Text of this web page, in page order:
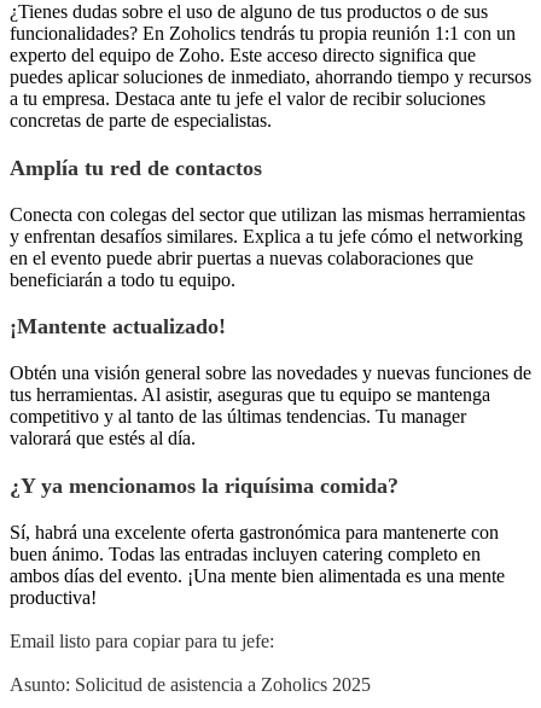
¿Tienes dudas sobre el uso de alguno de tus productos o de sus
funcionalidades? En Zoholics tendrás tu propia reunión 1:1 con un
experto del equipo de Zoho. Este acceso directo significa que
puedes aplicar soluciones de inmediato, ahorrando tiempo y recursos
a tu empresa. Destaca ante tu jefe el valor de recibir soluciones
concretas de parte de especialistas.
Amplía tu red de contactos
Conecta con colegas del sector que utilizan las mismas herramientas
y enfrentan desafíos similares. Explica a tu jefe cómo el networking
en el evento puede abrir puertas a nuevas colaboraciones que
beneficiarán a todo tu equipo.
¡Mantente actualizado!
Obtén una visión general sobre las novedades y nuevas funciones de
tus herramientas. Al asistir, aseguras que tu equipo se mantenga
competitivo y al tanto de las últimas tendencias. Tu manager
valorará que estés al día.
¿Y ya mencionamos la riquísima comida?
Sí, habrá una excelente oferta gastronómica para mantenerte con
buen ánimo. Todas las entradas incluyen catering completo en
ambos días del evento. ¡Una mente bien alimentada es una mente
productiva!
Email listo para copiar para tu jefe:
Asunto: Solicitud de asistencia a Zoholics 2025